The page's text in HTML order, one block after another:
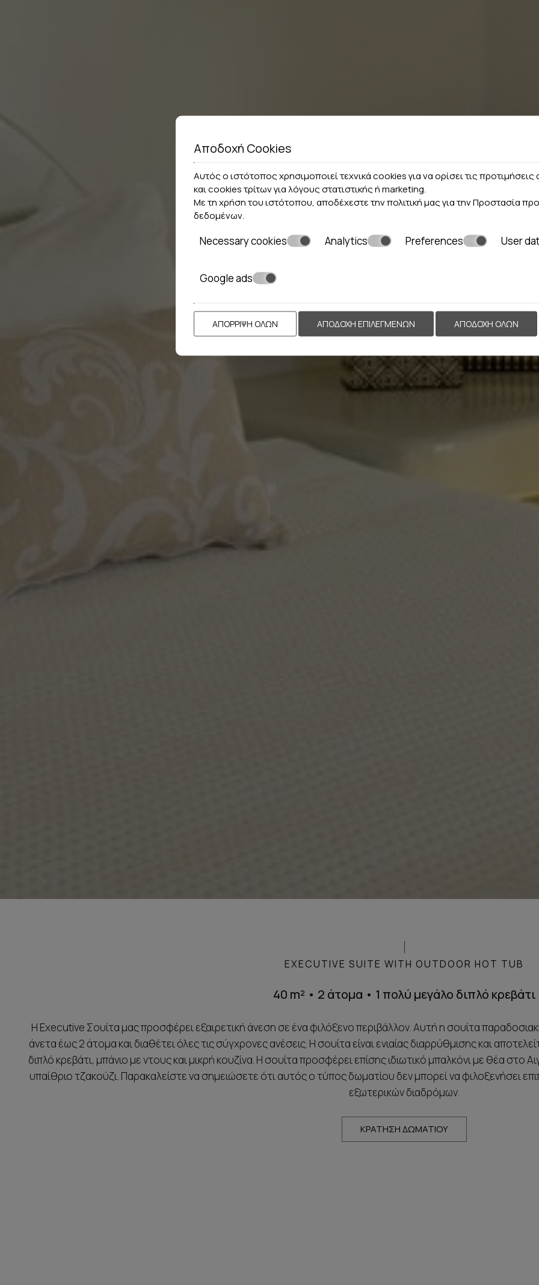
EXECUTIVE SUITE WITH OUTDOOR HOT TUB
40 m² • 2 άτομα • 1 πολύ μεγάλο διπλό κρεβάτι
Η Executive Σουίτα μας προσφέρει εξαιρετική άνεση σε ένα φιλόξενο περιβάλλον. Αυτή η σουίτα
άνετα έως 2 άτομα και διαθέτει όλες τις σύγχρονες ανέσεις. Η σουίτα είναι ενιαίας διαρρύθμισης και
διπλό κρεβάτι, μπάνιο με ντους και μικρή κουζίνα. Η σουίτα προσφέρει επίσης ιδιωτικό μπαλκόνι με θέα στο
υπαίθριο τζακούζι. Παρακαλείστε να σημειώσετε ότι αυτός ο τύπος δωματίου δεν μπορεί να φιλοξενήσει
εξωτερικών διαδρόμων.
ΚΡΑΤΗΣΗ ΔΩΜΑΤΙΟΥ
Αποδοχή Cookies
Αυτός ο ιστότοπος χρησιμοποιεί τεχνικά cookies για να ορίσει τις
και cookies τρίτων για λόγους στατιστικής ή marketing.
Με τη χρήση του ιστότοπου, αποδέχεστε την πολιτική μας για τηνΠροστασία
δεδομένων.
Necessary cookies Analytics Preferences User
Google ads
ΑΠΌΡΡΙΨΗ ΌΛΩΝ ΑΠΟΔΟΧΉ ΕΠΙΛΕΓΜΈΝΩΝ ΑΠΟΔΟΧΉ ΌΛΩΝ